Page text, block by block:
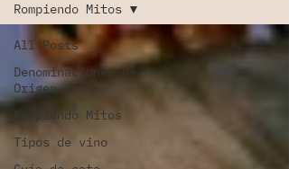
All Posts
Denominaciones de
Origen
Rompiendo Mitos
Tipos de vino
Rompiendo Mitos